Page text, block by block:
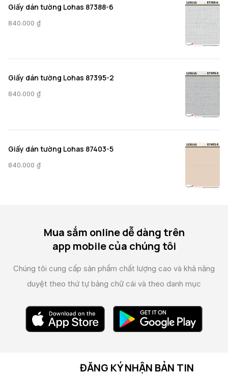
Giấy dán tường Lohas 87388-6
840.000 ₫
Giấy dán tường Lohas 87395-2
840.000 ₫
Giấy dán tường Lohas 87403-5
840.000 ₫
Mua sắm online dễ dàng trên
app mobile của chúng tôi
Chúng tôi cung cấp sản phẩm chất lượng cao và khả năng
duyệt theo thứ tự bảng chữ cái và theo danh mục
ĐĂNG KÝ NHẬN BẢN TIN